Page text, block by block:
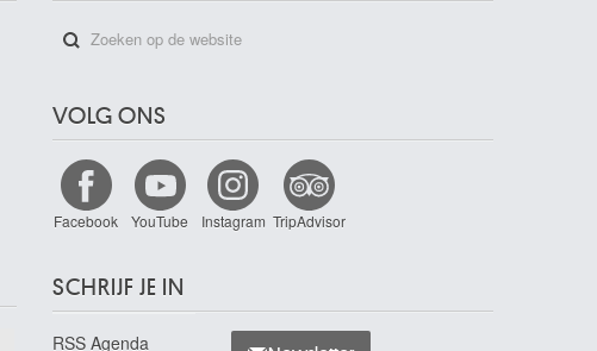
VOLG ONS
Facebook YouTube Instagram TripAdvisor
SCHRIJF JE IN
RSS Agenda